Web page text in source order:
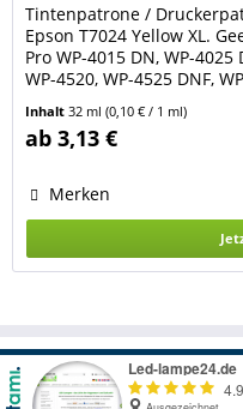
Tintenpatrone /
Epson T7024 Yellow XL.
Pro WP-4015 DN, WP-4025
WP-4520, WP-4525 DNF,
Die Patrone hat einen
Tintenfüllstand an. Ersetzt
Inhalt32 ml(0,10 € / 1 ml)
ab 3,13 €
Merken